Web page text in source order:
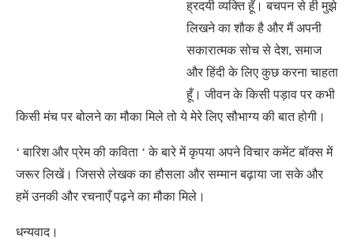
ह्रदयी व्यक्ति हूँ। बचपन से ही मुझे
लिखने का शौक है और मैं अपनी
सकारात्मक सोच से देश, समाज
और हिंदी के लिए कुछ करना चाहता
हूँ। जीवन के किसी पड़ाव पर कभी
किसी मंच पर बोलने का मौका मिले तो ये मेरे लिए सौभाग्य की बात होगी।
‘ बारिश और प्रेम की कविता ‘ के बारे में कृपया अपने विचार कमेंट बॉक्स में
जरूर लिखें। जिससे लेखक का हौसला और सम्मान बढ़ाया जा सके और
हमें उनकी और रचनाएँ पढ़ने का मौका मिले।
धन्यवाद।